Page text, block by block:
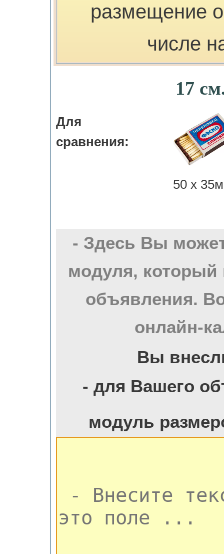
размещение
числе
Для
сравнения:
17
50 х
- Здесь Вы
модуля, который
объявления.
онлайн-
Вы
- для Вашего
модуль